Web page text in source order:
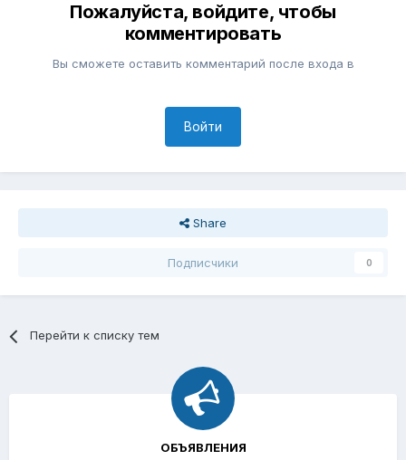
Пожалуйста, войдите, чтобы
комментировать
Вы сможете оставить комментарий после входа в
Войти
Share
Подписчики 0
Перейти к списку тем
ОБЪЯВЛЕНИЯ